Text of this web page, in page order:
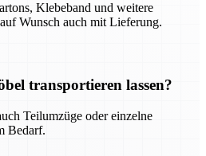
Klebeband und weitere
Wunsch auch mit Lieferung.
transportieren lassen?
Teilumzüge oder einzelne
Bedarf.